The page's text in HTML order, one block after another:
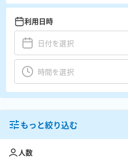
利用日時
もっと絞り込む
人数